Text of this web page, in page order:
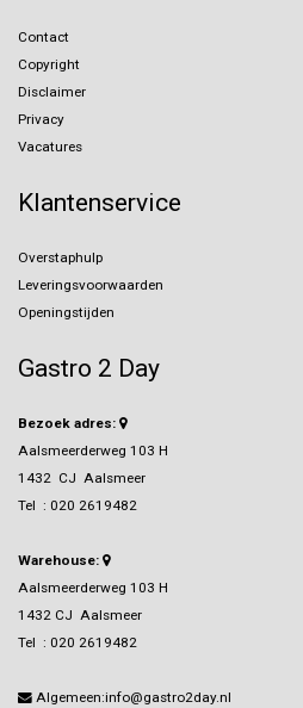
Contact
Copyright
Disclaimer
Privacy
Vacatures
Klantenservice
Overstaphulp
Leveringsvoorwaarden
Openingstijden
Gastro 2 Day
Bezoek adres:
Aalsmeerderweg 103 H
1432 CJ Aalsmeer
Tel : 020 2619482
Warehouse:
Aalsmeerderweg 103 H
1432 CJ Aalsmeer
Tel : 020 2619482
Algemeen:info@gastro2day.nl